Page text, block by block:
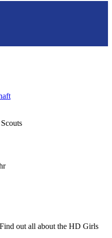
out all about the HD Girls